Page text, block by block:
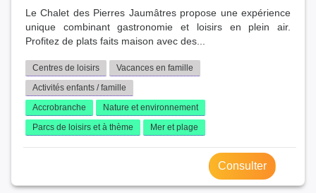
Le Chalet des Pierres Jaumâtres propose une expérience
unique combinant gastronomie et loisirs en plein air.
Profitez de plats faits maison avec des...
Centres de loisirs
Vacances en famille
Activités enfants / famille
Accrobranche
Nature et environnement
Parcs de loisirs et à thème
Mer et plage
Consulter